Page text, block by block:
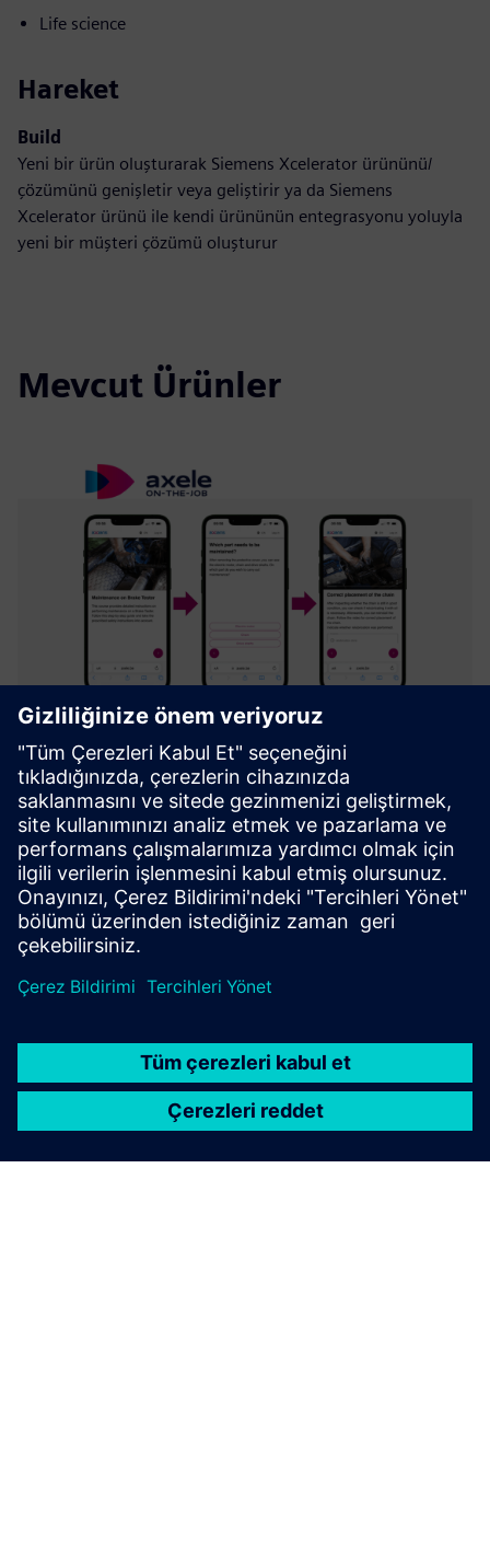
Life science
Hareket
Build
Yeni bir ürün oluşturarak Siemens Xcelerator ürününü/
çözümünü genişletir veya geliştirir ya da Siemens
Xcelerator ürünü ile kendi ürününün entegrasyonu yoluyla
yeni bir müşteri çözümü oluşturur
Mevcut Ürünler
Axele on-the-job (Digital Work
Instructions)
Integrated platform to create & facilitate Guidance,
Troubleshooting, Inspection and Training through
interactive digital instructions.
Daha fazla bilgi edinin